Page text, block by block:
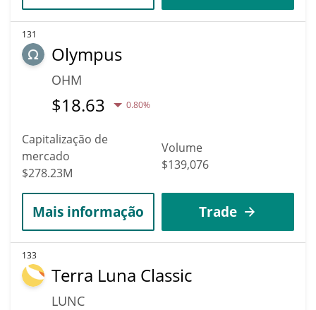
131
Olympus
OHM
$18.63 0.80%
Capitalização de
mercado
$278.23M
Volume
$139,076
Mais informação Trade
133
Terra Luna Classic
LUNC